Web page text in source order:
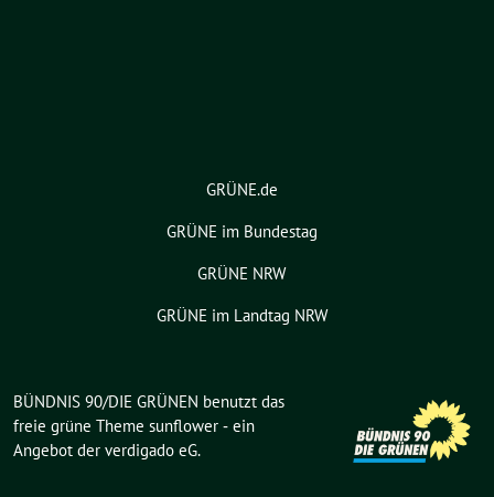
GRÜNE.de
GRÜNE im Bundestag
GRÜNE NRW
GRÜNE im Landtag NRW
BÜNDNIS 90/DIE GRÜNEN benutzt das
freie grüne Theme sunflower ‐ ein
Angebot der verdigado eG.